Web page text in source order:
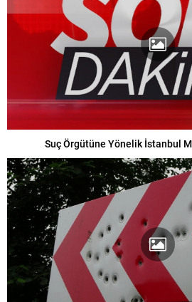
Suç Örgütüne Yönelik İstanbul